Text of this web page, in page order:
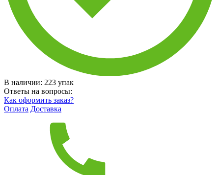
В наличии: 223 упак
Ответы на вопросы:
Как оформить заказ?
Оплата Доставка